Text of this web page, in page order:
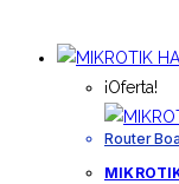
¡Oferta!
Router